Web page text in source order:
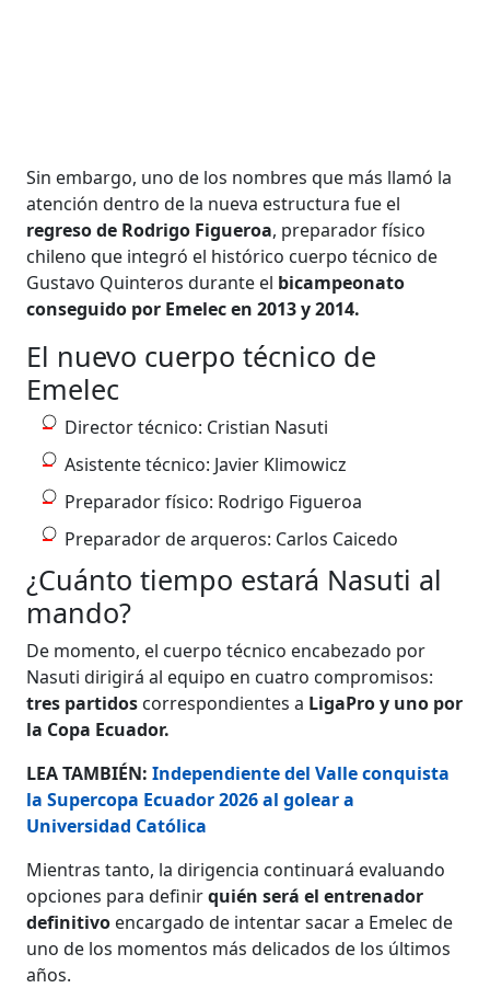
Sin embargo, uno de los nombres que más llamó la
atención dentro de la nueva estructura fue el
regreso de Rodrigo Figueroa, preparador físico
chileno que integró el histórico cuerpo técnico de
Gustavo Quinteros durante el bicampeonato
conseguido por Emelec en 2013 y 2014.
El nuevo cuerpo técnico de
Emelec
Director técnico: Cristian Nasuti
Asistente técnico: Javier Klimowicz
Preparador físico: Rodrigo Figueroa
Preparador de arqueros: Carlos Caicedo
¿Cuánto tiempo estará Nasuti al
mando?
De momento, el cuerpo técnico encabezado por
Nasuti dirigirá al equipo en cuatro compromisos:
tres partidos correspondientes a LigaPro y uno por
la Copa Ecuador.
LEA TAMBIÉN:Independiente del Valle conquista
la Supercopa Ecuador 2026 al golear a
Universidad Católica
Mientras tanto, la dirigencia continuará evaluando
opciones para definirquién será el entrenador
definitivo encargado de intentar sacar a Emelec de
uno de los momentos más delicados de los últimos
años.